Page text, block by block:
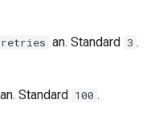
an. Standard 3 .
an. Standard 100 .